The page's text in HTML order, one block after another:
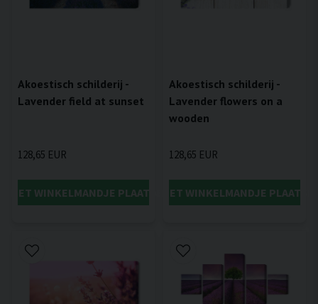
Akoestisch schilderij -
Lavender field at sunset
128,65 EUR
HET WINKELMANDJE PLAATSEN
Akoestisch schilderij -
Lavender flowers on a
wooden
128,65 EUR
IN HET WINKELMANDJE